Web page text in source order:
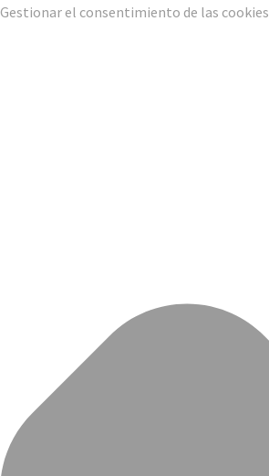
Gestionar el consentimiento de las cookies